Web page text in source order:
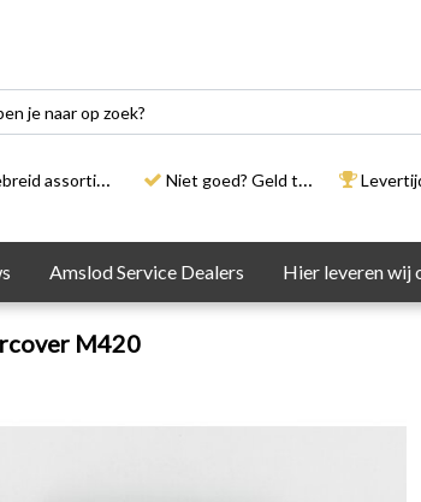
assortiment Niet goed? Geld terug Levertijd
Amslod Service Dealers Hier leveren wij
M420